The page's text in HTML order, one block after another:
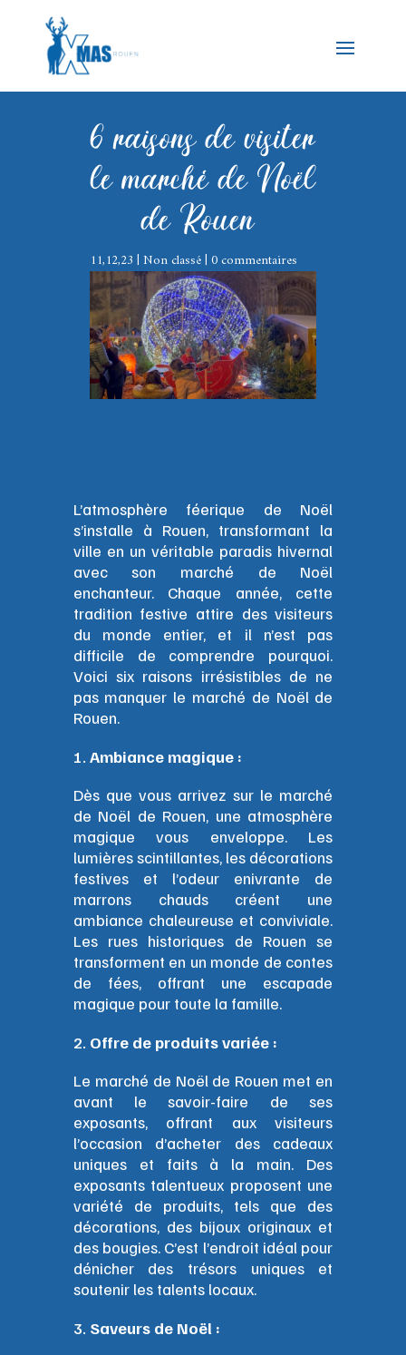
6 raisons de visiter
le marché de Noël
de Rouen
11,12,23 | Non classé| 0 commentaires
L’atmosphère féerique de Noël
s’installe à Rouen, transformant la
ville en un véritable paradis hivernal
avec son marché de Noël
enchanteur. Chaque année, cette
tradition festive attire des visiteurs
du monde entier, et il n’est pas
difficile de comprendre pourquoi.
Voici six raisons irrésistibles de ne
pas manquer le marché de Noël de
Rouen.
Ambiance magique :
Dès que vous arrivez sur le marché
de Noël de Rouen, une atmosphère
magique vous enveloppe. Les
lumières scintillantes, les décorations
festives et l’odeur enivrante de
marrons chauds créent une
ambiance chaleureuse et conviviale.
Les rues historiques de Rouen se
transforment en un monde de contes
de fées, offrant une escapade
magique pour toute la famille.
Offre de produits variée :
Le marché de Noël de Rouen met en
avant le savoir-faire de ses
exposants, offrant aux visiteurs
l’occasion d’acheter des cadeaux
uniques et faits à la main. Des
exposants talentueux proposent une
variété de produits, tels que des
décorations, des bijoux originaux et
des bougies. C’est l’endroit idéal pour
dénicher des trésors uniques et
soutenir les talents locaux.
Saveurs de Noël :